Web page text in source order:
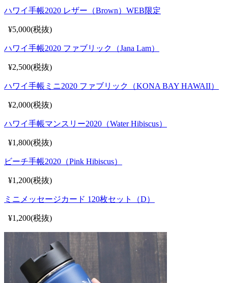
ハワイ手帳2020 レザー（Brown）WEB限定
¥5,000(税抜)
ハワイ手帳2020 ファブリック（Jana Lam）
¥2,500(税抜)
ハワイ手帳ミニ2020 ファブリック（KONA BAY HAWAII）
¥2,000(税抜)
ハワイ手帳マンスリー2020（Water Hibiscus）
¥1,800(税抜)
ビーチ手帳2020（Pink Hibiscus）
¥1,200(税抜)
ミニメッセージカード 120枚セット（D）
¥1,200(税抜)